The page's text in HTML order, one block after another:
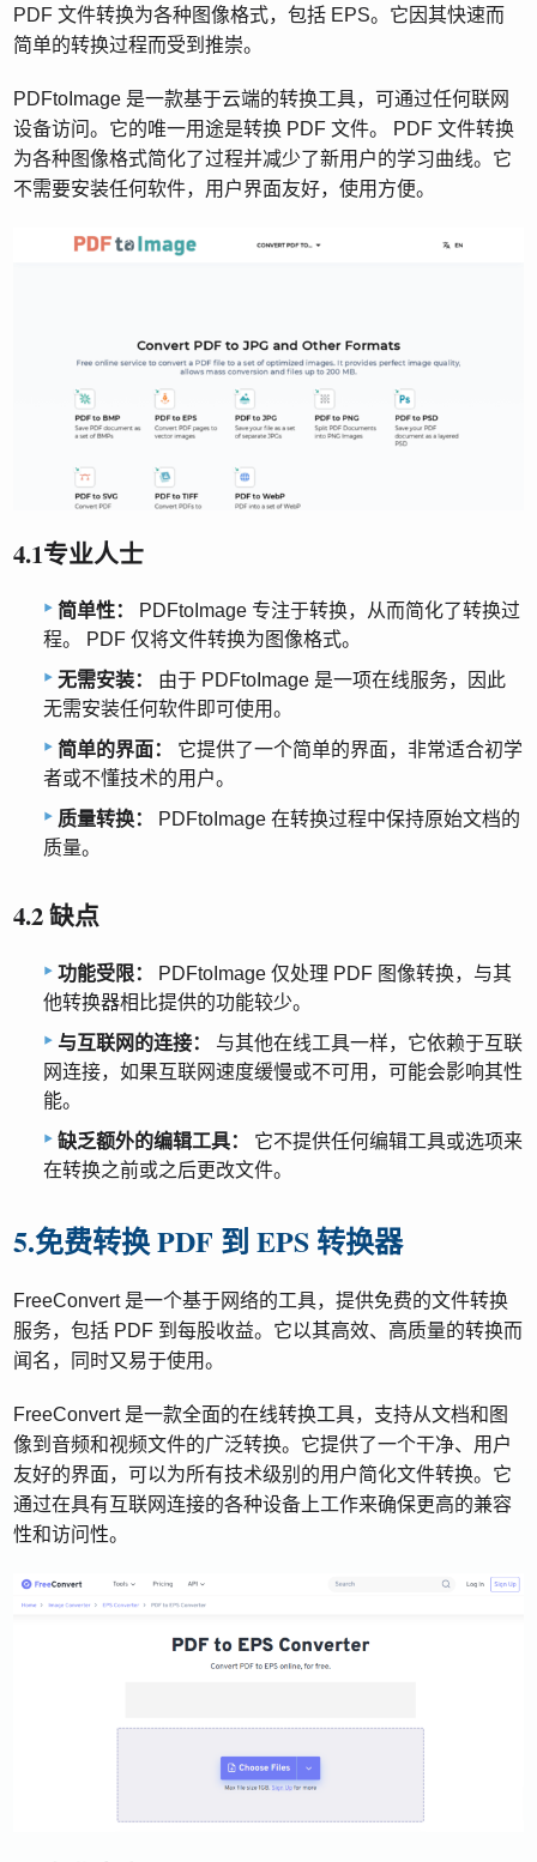
PDF 文件转换为各种图像格式，包括 EPS。它因其快速而
简单的转换过程而受到推崇。
PDFtoImage 是一款基于云端的转换工具，可通过任何联网
设备访问。它的唯一用途是转换 PDF 文件。 PDF 文件转换
为各种图像格式简化了过程并减少了新用户的学习曲线。它
不需要安装任何软件，用户界面友好，使用方便。
4.1专业人士
简单性：
PDFtoImage 专注于转换，从而简化了转换过
程。 PDF 仅将文件转换为图像格式。
无需安装：
由于 PDFtoImage 是一项在线服务，因此
无需安装任何软件即可使用。
简单的界面：
它提供了一个简单的界面，非常适合初学
者或不懂技术的用户。
质量转换：
PDFtoImage 在转换过程中保持原始文档的
质量。
4.2 缺点
功能受限：
PDFtoImage 仅处理 PDF 图像转换，与其
他转换器相比提供的功能较少。
与互联网的连接：
与其他在线工具一样，它依赖于互联
网连接，如果互联网速度缓慢或不可用，可能会影响其性
能。
缺乏额外的编辑工具：
它不提供任何编辑工具或选项来
在转换之前或之后更改文件。
5.免费转换 PDF 到 EPS 转换器
FreeConvert 是一个基于网络的工具，提供免费的文件转换
服务，包括 PDF 到每股收益。它以其高效、高质量的转换而
闻名，同时又易于使用。
FreeConvert 是一款全面的在线转换工具，支持从文档和图
像到音频和视频文件的广泛转换。它提供了一个干净、用户
友好的界面，可以为所有技术级别的用户简化文件转换。它
通过在具有互联网连接的各种设备上工作来确保更高的兼容
性和访问性。